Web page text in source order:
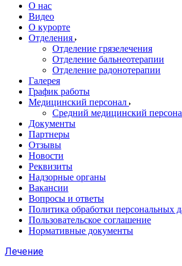
О нас
Видео
О курорте
Отделения
Отделение грязелечения
Отделение бальнеотерапии
Отделение радонотерапии
Галерея
График работы
Медицинский персонал
Средний медицинский
Документы
Партнеры
Отзывы
Новости
Реквизиты
Надзорные органы
Вакансии
Вопросы и ответы
Политика обработки персональных
Пользовательское соглашение
Нормативные документы
Лечение